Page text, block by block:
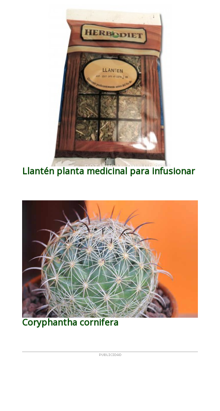
Llantén planta medicinal para infusionar
Coryphantha cornifera